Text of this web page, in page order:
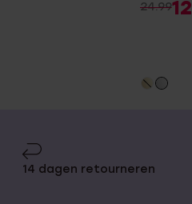
24.9912
14 dagen retourneren